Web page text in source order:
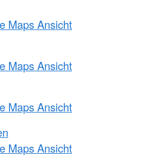
Maps Ansicht
Maps Ansicht
Maps Ansicht
Maps Ansicht